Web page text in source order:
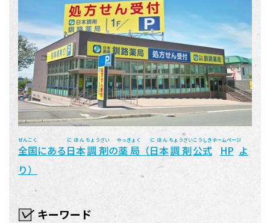
全国
ぜんこく
にある日本
にほん
調剤
ちょうざい
の薬局
やっきょく
（日本
にほん
調剤
ちょうざい
公式
こうしき
HP
ホームページ
よ
り）
キーワード